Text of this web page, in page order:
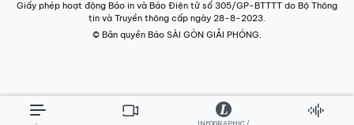
Giấy phép hoạt động Báo in và Báo Điện tử số 305/GP-BTTTT do Bộ Thông
tin và Truyền thông cấp ngày 28-8-2023.
© Bản quyền Báo SÀI GÒN GIẢI PHÓNG.
INFOGRAPHIC /